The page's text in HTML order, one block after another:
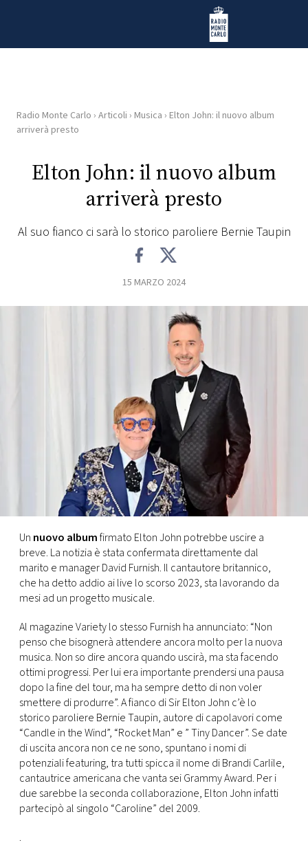
Radio Monte Carlo
HOME
RADIO
PRINCIPATO
DI
MONACO
RMC
CONSIGLIA
Radio Monte Carlo › Articoli › Musica › Elton John: il nuovo album
arriverà presto
Elton John: il nuovo album
arriverà presto
Al suo fianco ci sarà lo storico paroliere Bernie Taupin
15 MARZO 2024
Un nuovo albumfirmato Elton John potrebbe uscire a
breve. La notizia è stata confermata direttamente dal
marito e manager David Furnish. Il cantautore britannico,
che ha detto addio ai live lo scorso 2023, sta lavorando da
mesi ad un progetto musicale.
Al magazine Variety lo stesso Furnish ha annunciato: “Non
penso che bisognerà attendere ancora molto per la nuova
musica. Non so dire ancora quando uscirà, ma sta facendo
ottimi progressi. Per lui era importante prendersi una pausa
dopo la fine del tour, ma ha sempre detto di non voler
smettere di produrre”. A fianco di Sir Elton John c’è lo
storico paroliere Bernie Taupin, autore di capolavori come
“Candle in the Wind”, “Rocket Man” e ” Tiny Dancer”. Se date
di uscita ancora non ce ne sono, spuntano i nomi di
potenziali featuring, tra tutti spicca il nome di Brandi Carlile,
cantautrice americana che vanta sei Grammy Award. Per i
due sarebbe la seconda collaborazione, Elton John infatti
partecipò al singolo “Caroline” del 2009.
.